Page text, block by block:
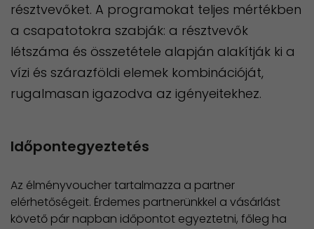
résztvevőket. A programokat teljes mértékben
a csapatotokra szabják: a résztvevők
létszáma és összetétele alapján alakítják ki a
vízi és szárazföldi elemek kombinációját,
rugalmasan igazodva az igényeitekhez.
Időpontegyeztetés
Az élményvoucher tartalmazza a partner
elérhetőségeit. Érdemes partnerünkkel a vásárlást
követő pár napban időpontot egyeztetni, főleg ha